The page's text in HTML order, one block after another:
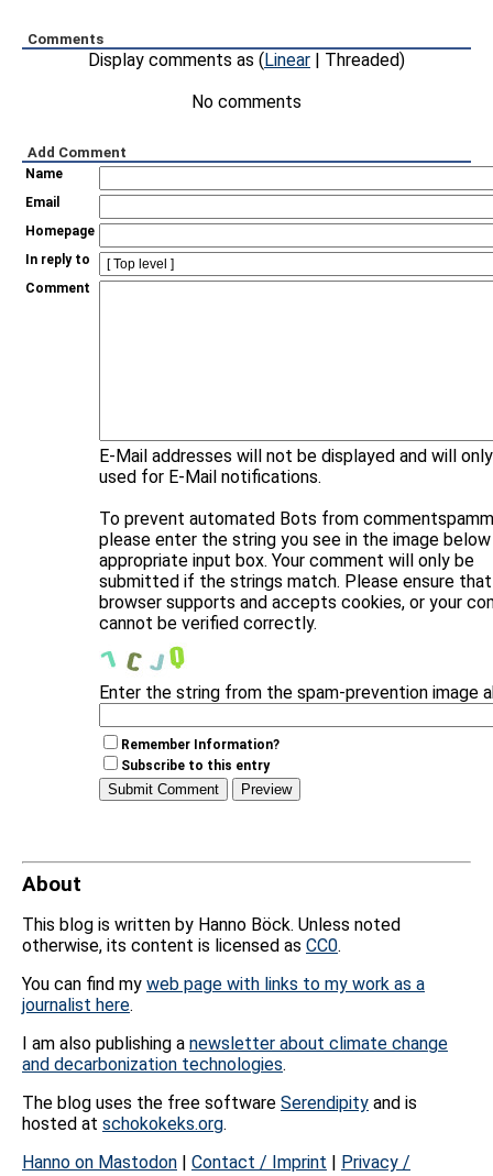
Comments
Display comments as (Linear | Threaded)
No comments
Add Comment
Name
Email
Homepage
In reply to
Comment
E-Mail addresses will not be displayed and will
used for E-Mail notifications.
To prevent automated Bots from
please enter the string you see in the image
appropriate input box. Your comment will only be
submitted if the strings match. Please ensure
browser supports and accepts cookies, or your
cannot be verified correctly.
Enter the string from the spam-prevention image
Remember Information?
Subscribe to this entry
About
This blog is written by Hanno Böck. Unless noted
otherwise, its content is licensed as CC0.
You can find my web page with links to my work as a
journalist here.
I am also publishing a newsletter about climate change
and decarbonization technologies.
The blog uses the free software Serendipity and is
hosted at schokokeks.org.
Hanno on Mastodon | Contact / Imprint | Privacy /